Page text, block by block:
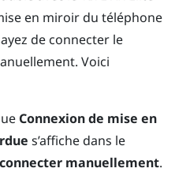
en miroir du téléphone
de connecter le
Voici
Connexion de mise en
s’affiche dans le
manuellement.